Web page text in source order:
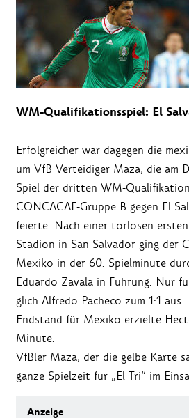
WM-Qualifikationsspiel: El
Erfolgreicher war dagegen die
um VfB Verteidiger Maza, die am
Spiel der dritten WM-
CONCACAF-Gruppe B gegen El
feierte. Nach einer torlosen
Stadion in San Salvador ging der
Mexiko in der 60. Spielminute
Eduardo Zavala in Führung. Nur
glich Alfredo Pacheco zum 1:1
Endstand für Mexiko erzielte
Minute.
VfBler Maza, der die gelbe Karte
ganze Spielzeit für „El Tri“ im